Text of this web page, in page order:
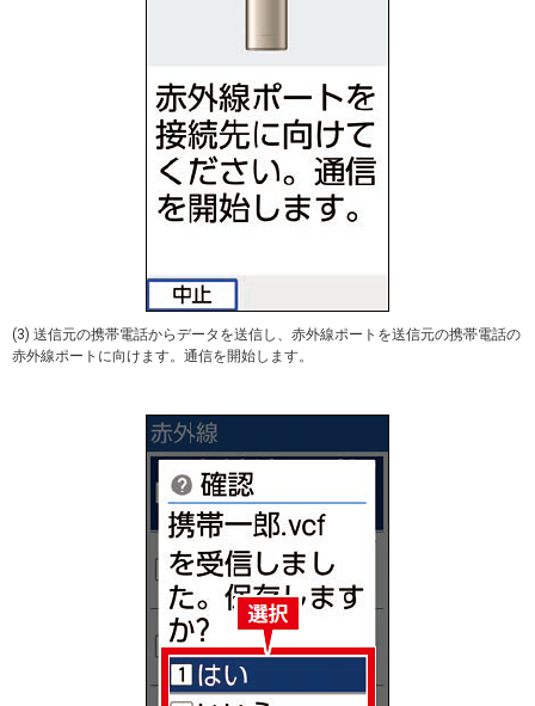
(3) 送信元の携帯電話からデータを送信し、赤外線ポートを送信元の携帯電話の
赤外線ポートに向けます。通信を開始します。